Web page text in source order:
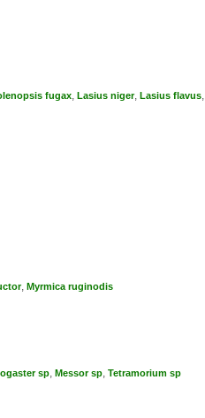
fugax, Lasius niger, Lasius flavus,
, Myrmica ruginodis
sp, Messor sp, Tetramorium sp